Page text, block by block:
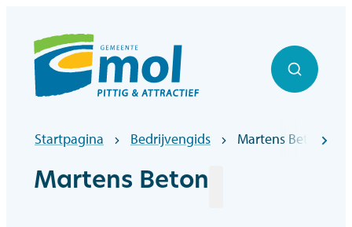
Officiële website gemeentebestuur Mol
Zoek
Startpagina Bedrijvengids Martens Beton
Martens Beton